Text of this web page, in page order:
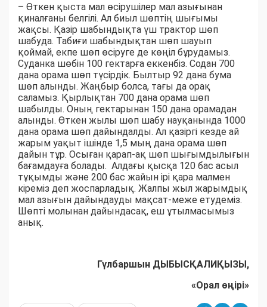
– Өткен қыста мал өсірушілер мал азығынан
қиналғаны белгілі. Ал биыл шөптің шығымы
жақсы. Қазір шабындықта үш трактор шөп
шабуда. Табиғи шабындықтан шөп шауып
қоймай, екпе шөп өсіруге де көңіл бұрудамыз.
Суданка шөбін 100 гектарға еккенбіз. Содан 700
дана орама шөп түсірдік. Былтыр 92 дана бума
шөп алынды. Жаңбыр болса, тағы да орақ
саламыз. Қырлықтан 700 дана орама шөп
шабылды. Оның гектарынан 150 дана орамадан
алынды. Өткен жылы шөп шабу науқанында 1000
дана орама шөп дайындалды. Ал қазіргі кезде ай
жарым уақыт ішінде 1,5 мың дана орама шөп
дайын тұр. Осыған қарап-ақ шөп шығымдылығын
бағамдауға болады. Алдағы қысқа 120 бас асыл
тұқымды және 200 бас жайын ірі қара малмен
кіреміз деп жоспарладық. Жалпы жыл жарымдық
мал азығын дайындауды мақсат-меже етудеміз.
Шөпті молынан дайындасақ, еш ұтылмасымыз
анық.
Гүлбаршын ДЫБЫСҚАЛИҚЫЗЫ,
«Орал өңірі»